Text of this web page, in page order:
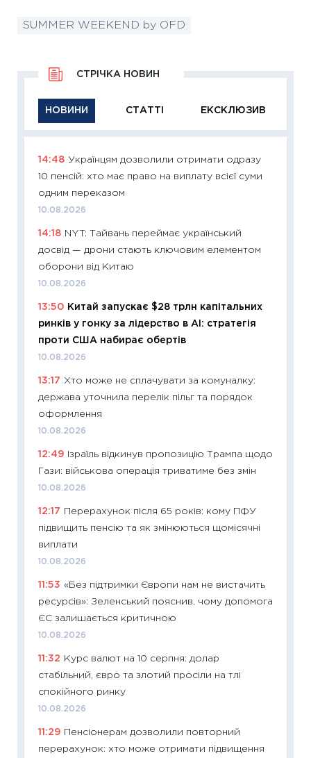
SUMMER WEEKEND by OFD
НОВИНИ СТАТТІ ЕКСКЛЮЗИВ
СТРІЧКА НОВИН
14:48 Українцям дозволили отримати одразу
10 пенсій: хто має право на виплату всієї суми
одним переказом
10.08.2026
14:18 NYT: Тайвань переймає український
досвід — дрони стають ключовим елементом
оборони від Китаю
10.08.2026
13:50 Китай запускає $28 трлн капітальних
ринків у гонку за лідерство в AI: стратегія
проти США набирає обертів
10.08.2026
13:17 Хто може не сплачувати за комуналку:
держава уточнила перелік пільг та порядок
оформлення
10.08.2026
12:49
Ізраїль відкинув пропозицію Трампа щодо
Гази: військова операція триватиме без змін
10.08.2026
12:17
Перерахунок після 65 років: кому ПФУ
підвищить пенсію та як змінюються щомісячні
виплати
10.08.2026
11:53 «Без підтримки Європи нам не вистачить
ресурсів»: Зеленський пояснив, чому допомога
ЄС залишається критичною
10.08.2026
11:32
Курс валют на 10 серпня: долар
стабільний, євро та злотий просіли на тлі
спокійного ринку
10.08.2026
11:29 Пенсіонерам дозволили повторний
перерахунок: хто може отримати підвищення